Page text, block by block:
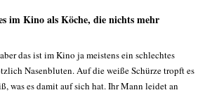
im Kino als Köche, die nichts mehr
das ist im Kino ja meistens ein schlechtes
Nasenbluten. Auf die weiße Schürze tropft es
was es damit auf sich hat. Ihr Mann leidet an